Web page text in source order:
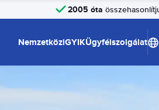
2005 óta
NemzetköziGYIKÜgyfélszolgálat